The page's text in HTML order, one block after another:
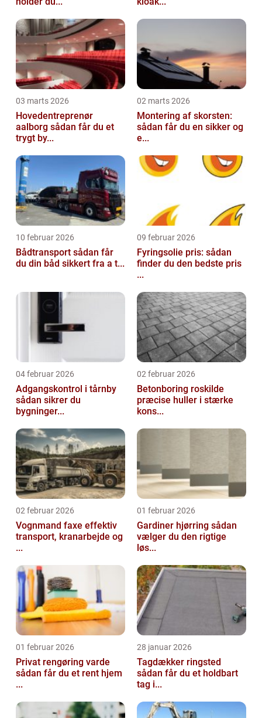
03 marts 2026
Hovedentreprenør
aalborg sådan får du et
trygt by...
02 marts 2026
Montering af skorsten:
sådan får du en sikker og
e...
10 februar 2026
Bådtransport sådan får
du din båd sikkert fra a t...
09 februar 2026
Fyringsolie pris: sådan
finder du den bedste pris
...
04 februar 2026
Adgangskontrol i tårnby
sådan sikrer du
bygninger...
02 februar 2026
Betonboring roskilde
præcise huller i stærke
kons...
02 februar 2026
Vognmand faxe effektiv
transport, kranarbejde og
...
01 februar 2026
Gardiner hjørring sådan
vælger du den rigtige
løs...
01 februar 2026
Privat rengøring varde
sådan får du et rent hjem
...
28 januar 2026
Tagdækker ringsted
sådan får du et holdbart
tag i...